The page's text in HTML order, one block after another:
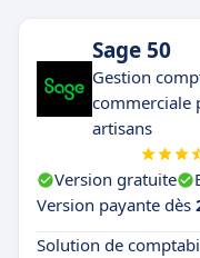
Sage 50
Gestion
commerciale
artisans
Version gratuite
Version payante dès
Solution de